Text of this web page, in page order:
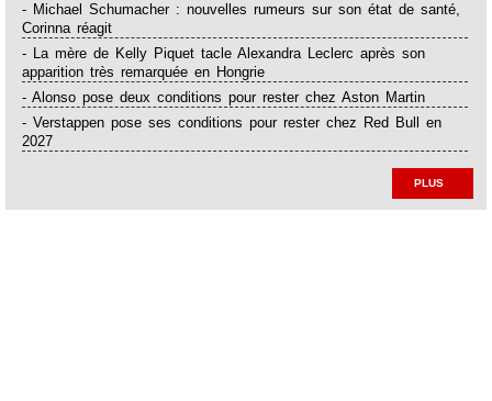
- Michael Schumacher : nouvelles rumeurs sur son état de santé,
Corinna réagit
- La mère de Kelly Piquet tacle Alexandra Leclerc après son
apparition très remarquée en Hongrie
- Alonso pose deux conditions pour rester chez Aston Martin
- Verstappen pose ses conditions pour rester chez Red Bull en
2027
PLUS